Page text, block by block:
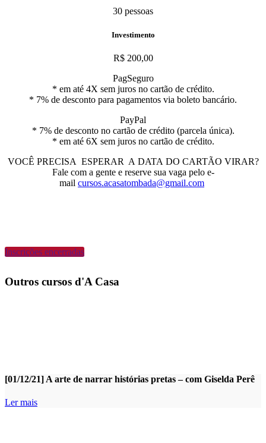
30 pessoas
Investimento
R$ 200,00
PagSeguro
* em até 4X sem juros no cartãode crédito.
* 7% de desconto para pagamentos via boleto bancário.
PayPal
* 7% de desconto no cartãode crédito (parcela única).
* em até 6X sem juros no cartãode crédito.
VOCÊ PRECISA ESPERAR A DATA DO CARTÃO VIRAR?
Fale com a gente e reserve sua vaga pelo e-
mail cursos.acasatombada@gmail.com
Inscrições encerradas
Outros cursos d'A Casa
[01/12/21] A arte de narrar histórias pretas – com Giselda Perê
Ler mais